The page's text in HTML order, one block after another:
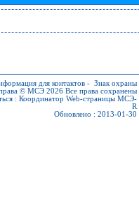
для контактов - Знак охраны
права © МСЭ 2026 Все права сохранены
: Координатор Web-страницы МСЭ-
R
Обновлено : 2013-01-30